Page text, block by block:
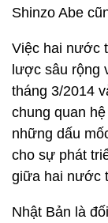
Shinzo Abe
Việc hai nước
lược sâu rộng
tháng 3/2014
chung quan
những dấu
cho sự phát
giữa hai nước
Nhật Bản là